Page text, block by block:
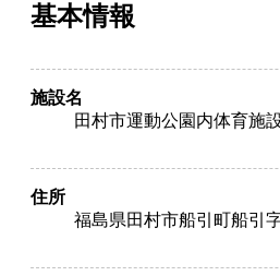
基本情報
施設名
田村市運動公園内体育施
住所
福島県田村市船引町船引